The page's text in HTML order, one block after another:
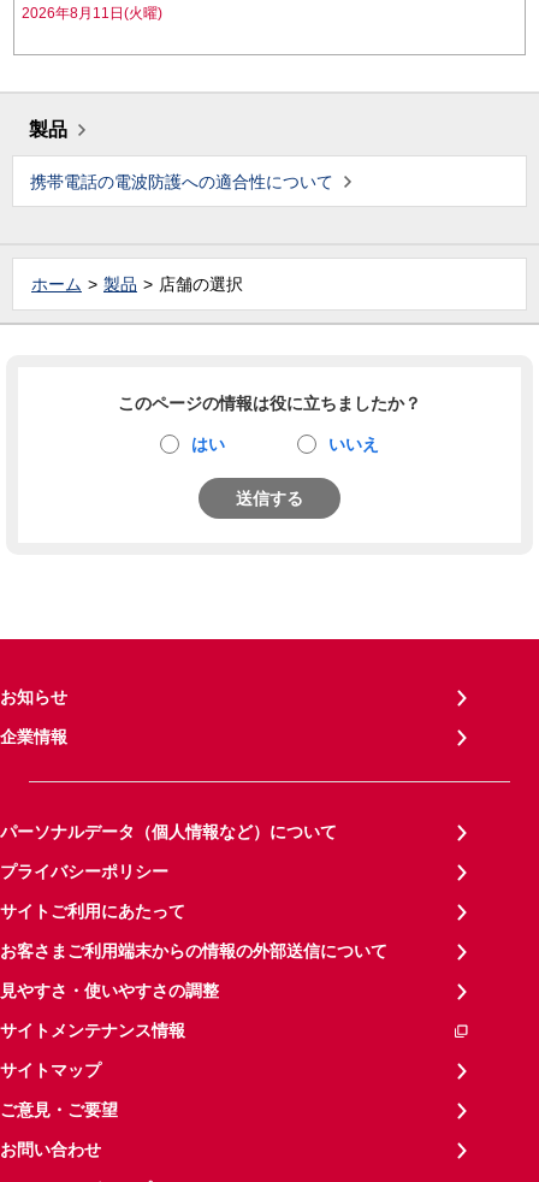
2026年8月11日(火曜)
製品
携帯電話の電波防護への適合性について
ホーム 製品 店舗の選択
このページの情報は役に立ちましたか？
はい いいえ
送信する
お知らせ
企業情報
パーソナルデータ（個人情報など）について
プライバシーポリシー
サイトご利用にあたって
お客さまご利用端末からの情報の外部送信について
見やすさ・使いやすさの調整
サイトメンテナンス情報
サイトマップ
ご意見・ご要望
お問い合わせ